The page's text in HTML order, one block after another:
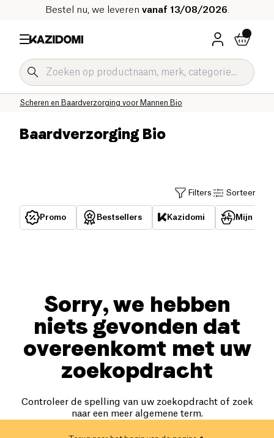
Bestel nu, we leveren vanaf 13/08/2026
Scheren en Baardverzorging voor Mannen Bio
Mannenverzorging Bio
Hygiëne & Schoonheid Bio
Home
Baardverzorging Bio
Filters Sorteer
Promo Bestsellers Kazidomi Mijn
Sorry, we hebben
niets gevonden dat
overeenkomt met uw
zoekopdracht
Controleer de spelling van uw zoekopdracht of zoek
naar een meer algemene term.